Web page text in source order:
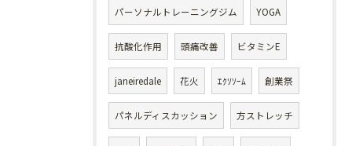
パーソナルトレーニングジム YOGA
抗酸化作用 頭痛改善 ビタミンE
janeiredale 花火 ｴｸｿｿｰﾑ 創業祭
パネルディスカッション 方ストレッチ